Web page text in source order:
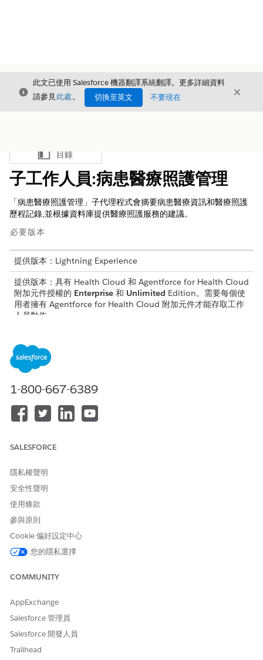
結束
此文已使用 Salesforce 機器翻譯系統翻譯。更多詳細資料
請參見此處。 切換至英文 不要現在 結束
顯示目錄
目錄
子工作人員:病患醫療照護管理
「病患醫療照護管理」子代理程式會摘要病患醫療資訊和醫療照護
歷程記錄,並根據資料庫提供醫療照護服務的建議。
必要版本
提供版本：Lightning Experience
提供版本：具有 Health Cloud 和 Agentforce for Health Cloud
附加元件授權的 Enterprise 和 Unlimited Edition。需要每個使
用者擁有 Agentforce for Health Cloud 附加元件才能存取工作
人員動作。
子工作人員詳細資料
API 名稱
分類至此子代理程式的說話方式範例
「此病患的醫療照護詳細資料摘要」
「取得病患醫療照護的建議」
另請參照：
Salesforce 說明：摘要病患醫療照護詳細資料工作人員動作
請讓我們知道，以便我們改進！
1-800-667-6389
SALESFORCE
隱私權聲明
安全性聲明
使用條款
參與原則
Cookie 偏好設定中心
您的隱私選擇
COMMUNITY
AppExchange
Salesforce 管理員
Salesforce 開發人員
Trailhead